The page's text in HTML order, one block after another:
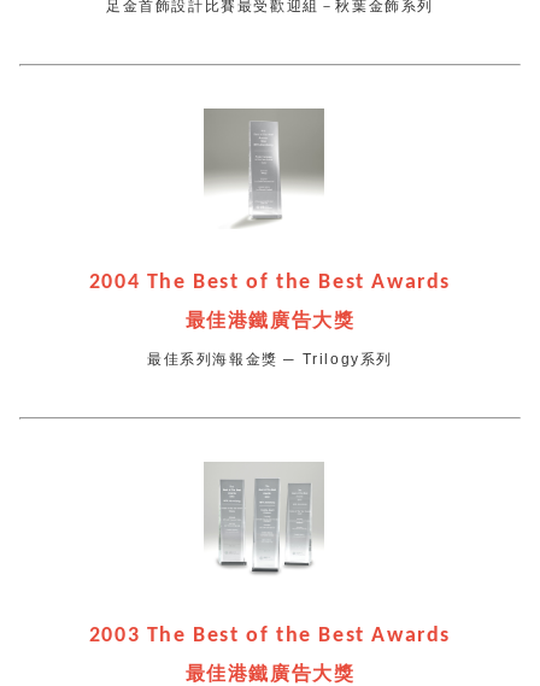
足金首飾設計比賽最受歡迎組－秋葉金飾系列
2004 The Best of the Best Awards
最佳港鐵廣告大獎
最佳系列海報金獎 ─ Trilogy系列
2003 The Best of the Best Awards
最佳港鐵廣告大獎